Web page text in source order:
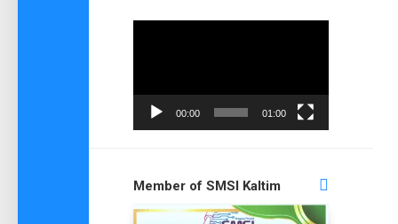
00:00 01:00
Member of SMSI Kaltim